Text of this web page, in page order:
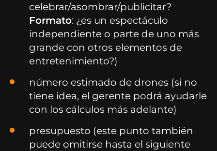
celebrar/asombrar/publicitar?
Formato: ¿es un espectáculo
independiente o parte de uno más
grande con otros elementos de
entretenimiento?)
número estimado de drones (si no
tiene idea, el gerente podrá ayudarle
con los cálculos más adelante)
presupuesto (este punto también
puede omitirse hasta el siguiente